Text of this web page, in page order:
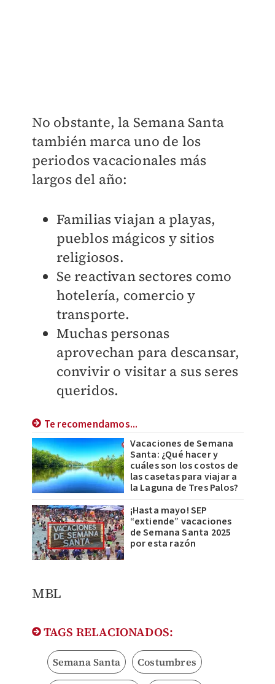
No obstante, la Semana Santa
también marca uno de los
periodos vacacionales más
largos del año:
Familias viajan a playas,
pueblos mágicos y sitios
religiosos.
Se reactivan sectores como
hotelería, comercio y
transporte.
Muchas personas
aprovechan para descansar,
convivir o visitar a sus seres
queridos.
Te recomendamos...
Vacaciones de Semana
Santa: ¿Qué hacer y
cuáles son los costos de
las casetas para viajar a
la Laguna de Tres Palos?
¡Hasta mayo! SEP
“extiende” vacaciones
de Semana Santa 2025
por esta razón
​MBL
TAGS RELACIONADOS:
Semana Santa Costumbres